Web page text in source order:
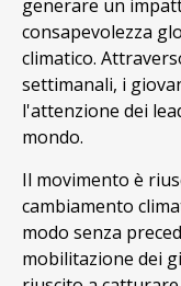
generare un
consapevolezza
climatico.
settimanali, i
l'attenzione dei
mondo.
Il movimento è
cambiamento
modo senza
mobilitazione dei